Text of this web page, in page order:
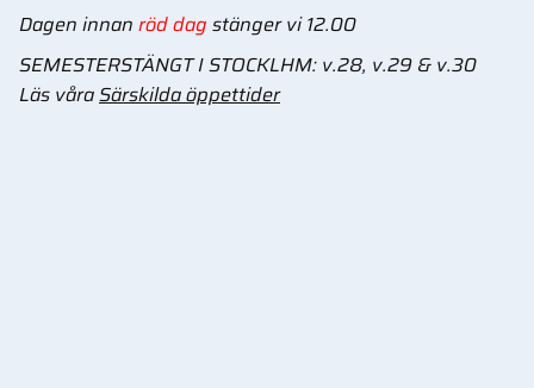
Dagen innan röd dag stänger vi 12.00
SEMESTERSTÄNGT I STOCKLHM: v.28, v.29 & v.30
Läs våraSärskilda öppettider